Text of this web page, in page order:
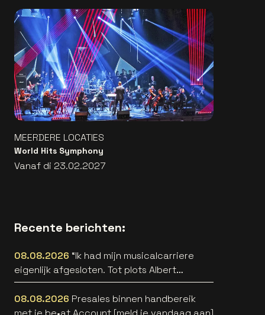
MEERDERE LOCATIES
World Hits Symphony
Vanaf di 23.02.2027
Recente berichten:
08.08.2026 “Ik had mijn musicalcarriere
eigenlijk afgesloten. Tot plots Albert
Verlinde belde” [interview]
08.08.2026 Presales binnen handbereik